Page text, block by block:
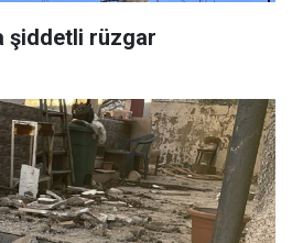
şiddetli rüzgar